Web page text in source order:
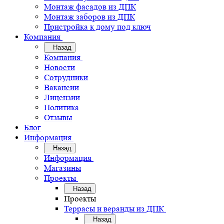
Монтаж фасадов из ДПК
Монтаж заборов из ДПК
Пристройка к дому под ключ
Компания
Назад
Компания
Новости
Сотрудники
Вакансии
Лицензии
Политика
Отзывы
Блог
Информация
Назад
Информация
Магазины
Проекты
Назад
Проекты
Террасы и веранды из ДПК
Назад